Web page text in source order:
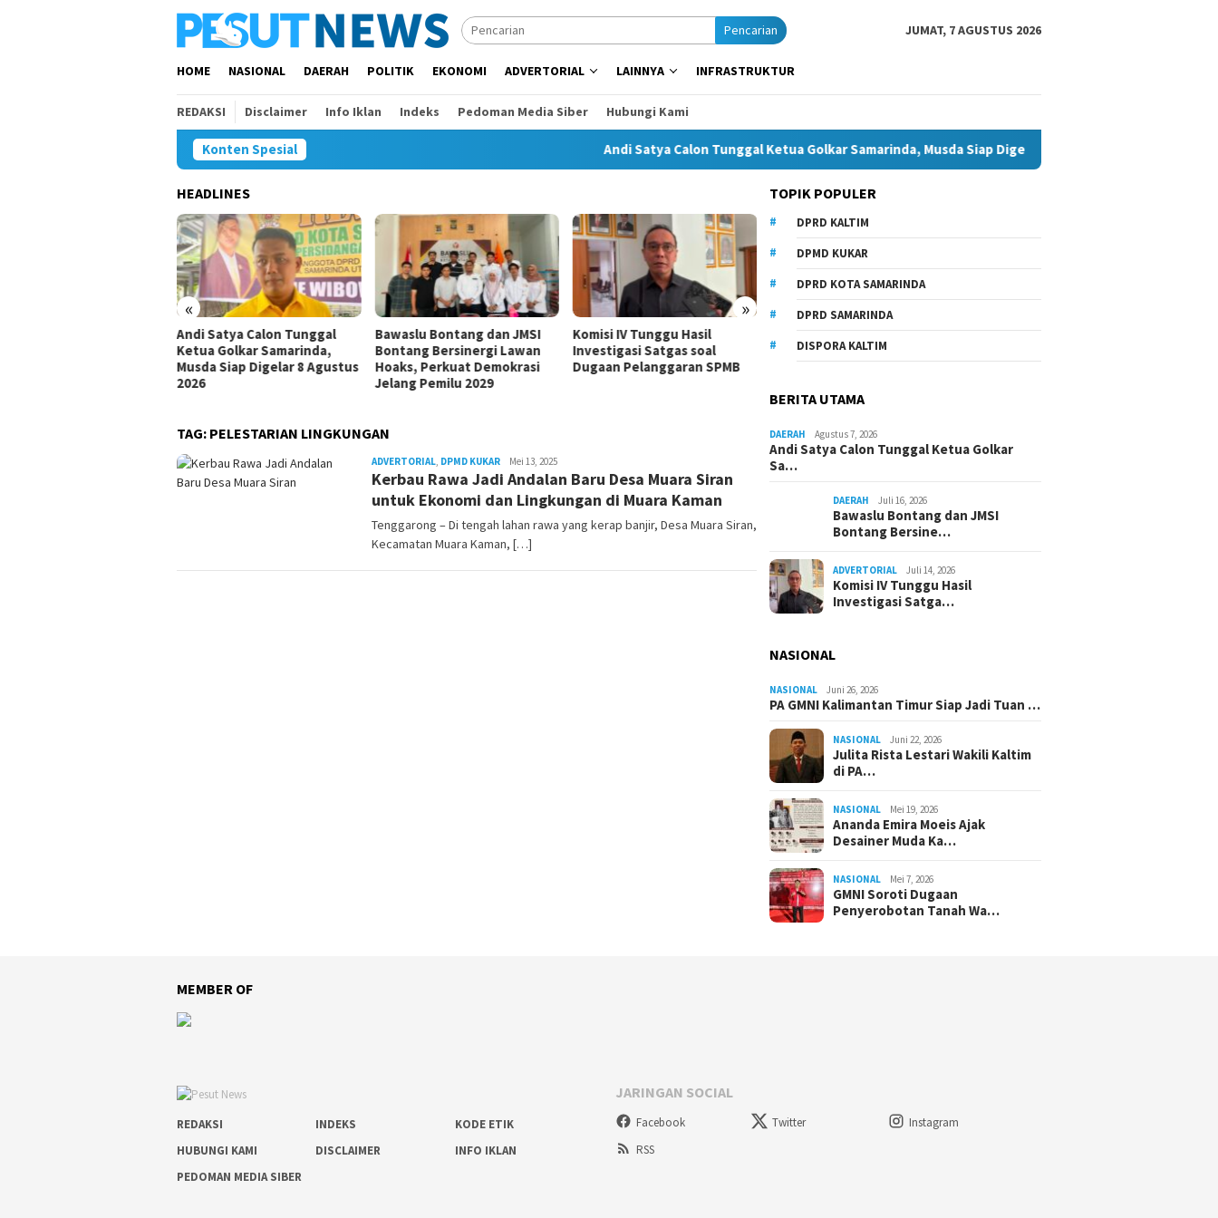
Pencarian JUMAT, 7 AGUSTUS 2026
HOME NASIONAL DAERAH POLITIK EKONOMI ADVERTORIAL LAINNYA INFRASTRUKTUR
REDAKSI Disclaimer Info Iklan Indeks Pedoman Media Siber Hubungi Kami
Konten Spesial Andi Satya Calon Tunggal Ketua Golkar Samarinda, Musda Siap Digelar 8 Agustus 2026
HEADLINES
« »
Andi Satya Calon Tunggal
Ketua Golkar Samarinda,
Musda Siap Digelar 8 Agustus
2026
Bawaslu Bontang dan JMSI
Bontang Bersinergi Lawan
Hoaks, Perkuat Demokrasi
Jelang Pemilu 2029
Komisi IV Tunggu Hasil
Investigasi Satgas soal
Dugaan Pelanggaran SPMB
Komisi I Dorong Pemkot
Kurangi Belanja ASN demi
Perluas Ruang Pembangunan
TAG: PELESTARIAN LINGKUNGAN
ADVERTORIAL, DPMD KUKAR Admin
Pesut
Mei 13, 2025
Kerbau Rawa Jadi Andalan Baru Desa Muara Siran
untuk Ekonomi dan Lingkungan di Muara Kaman
Tenggarong – Di tengah lahan rawa yang kerap banjir, Desa Muara Siran,
Kecamatan Muara Kaman, […]
TOPIK POPULER
DPRD KALTIM
DPMD KUKAR
DPRD KOTA SAMARINDA
DPRD SAMARINDA
DISPORA KALTIM
BERITA UTAMA
DAERAH Agustus 7, 2026
Andi Satya Calon Tunggal Ketua Golkar
Sa…
DAERAH Juli 16, 2026
Bawaslu Bontang dan JMSI
Bontang Bersine…
ADVERTORIAL Juli 14, 2026
Komisi IV Tunggu Hasil
Investigasi Satga…
NASIONAL
NASIONAL Juni 26, 2026
PA GMNI Kalimantan Timur Siap Jadi Tuan …
NASIONAL Juni 22, 2026
Julita Rista Lestari Wakili Kaltim
di PA…
NASIONAL Mei 19, 2026
Ananda Emira Moeis Ajak
Desainer Muda Ka…
NASIONAL Mei 7, 2026
GMNI Soroti Dugaan
Penyerobotan Tanah Wa…
MEMBER OF
REDAKSI INDEKS
KODE ETIK
HUBUNGI KAMI
DISCLAIMER
INFO IKLAN
PEDOMAN MEDIA SIBER
JARINGAN SOCIAL
Facebook Twitter
Instagram
RSS